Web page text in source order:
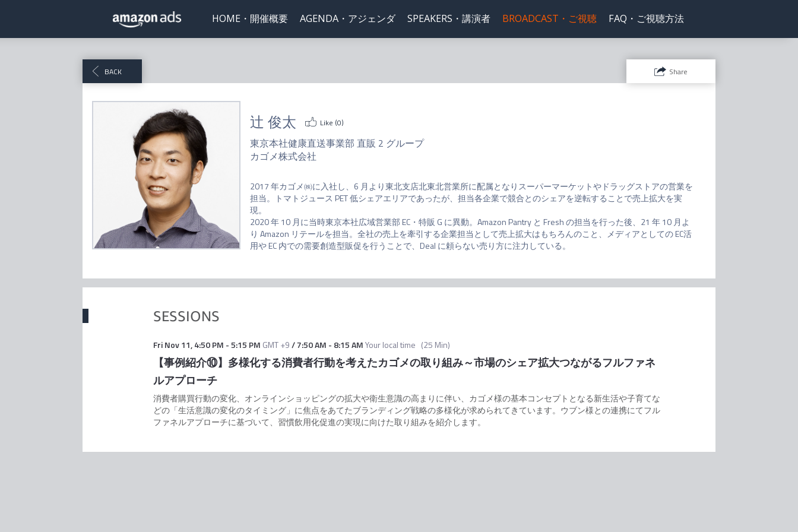
HOME・開催概要 AGENDA・アジェンダ SPEAKERS・講演者 BROADCAST・ご視聴 FAQ・ご視聴方法
BACK Share
辻 俊太 Like (0)
東京本社健康直送事業部 直販 2 グループ
カゴメ株式会社
2017 年カゴメ㈱に入社し、6 月より東北支店北東北営業所に配属となりスーパーマーケットやドラッグストアの営業を
担当。トマトジュース PET 低シェアエリアであったが、担当各企業で競合とのシェアを逆転することで売上拡大を実
現。
2020 年 10 月に当時東京本社広域営業部 EC・特販 G に異動。Amazon Pantry と Fresh の担当を行った後、21 年 10 月よ
り Amazon リテールを担当。全社の売上を牽引する企業担当として売上拡大はもちろんのこと、メディアとしての EC活
用や EC 内での需要創造型販促を行うことで、Deal に頼らない売り方に注力している。
SESSIONS
Fri Nov 11,4:50 PM -5:15 PM GMT +9/7:50 AM - 8:15 AMYour local time (25 Min)
【事例紹介⑩】多様化する消費者行動を考えたカゴメの取り組み～市場のシェア拡大つながるフルファネ
ルアプローチ
消費者購買行動の変化、オンラインショッピングの拡大や衛生意識の高まりに伴い、カゴメ様の基本コンセプトとなる新生活や子育てな
どの「生活意識の変化のタイミング」に焦点をあてたブランディング戦略の多様化が求められてきています。ウブン様との連携にてフル
ファネルアプローチに基づいて、習慣飲用化促進の実現に向けた取り組みを紹介します。